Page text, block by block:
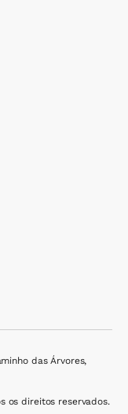
das Árvores,
os direitos reservados.